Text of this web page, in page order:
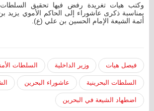
وكتب هيات تغريدة رفض فيها تحقيق
أئمة الشيعة الإمام الحسين بن علي (ع).
فيصل هيات وزير الداخلية السلطات
السلطات البحرينية عاشوراء البحرين
اضطهاد الشيعة في البحرين